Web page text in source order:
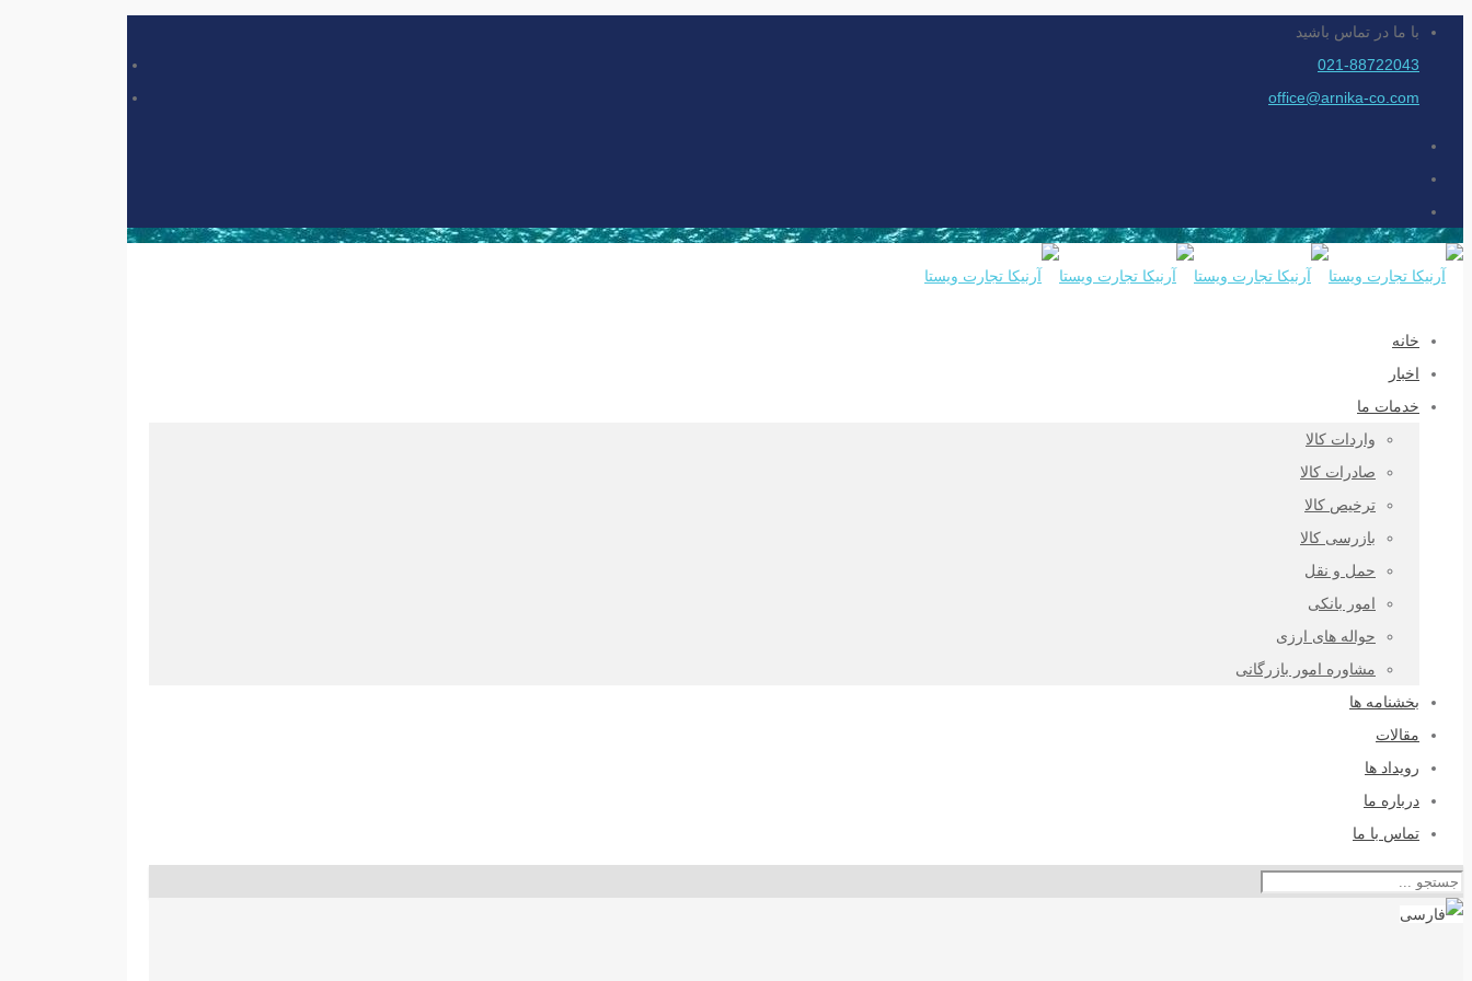
با ما در تماس باشید
021-88722043
office@arnika-co.com
خانه
اخبار
خدمات ما
واردات کالا
صادرات کالا
ترخیص کالا
بازرسی کالا
حمل و نقل
امور بانکی
حواله های ارزی
مشاوره امور بازرگانی
بخشنامه ها
مقالات
رویداد ها
درباره ما
تماس با ما